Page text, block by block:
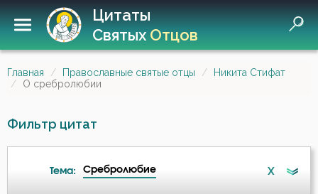
Цитаты
СвятыхОтцов
Главная Православные святые отцы
Никита Стифат
О сребролюбии
Фильтр цитат
Тема: Сребролюбие X